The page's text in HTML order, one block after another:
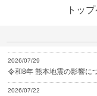
トッ
2026/07/29
令和8年 熊本地震の影響に
2026/07/22